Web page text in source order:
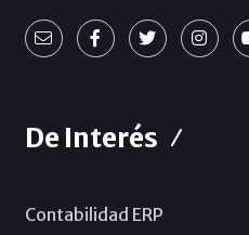
De Interés
Contabilidad ERP